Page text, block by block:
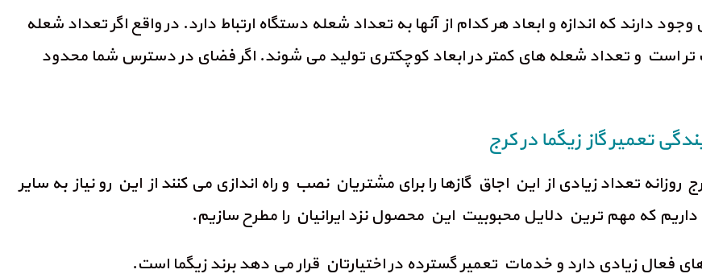
وجود دارند که اندازه و ابعاد هر کدام از آنها به تعداد شعله دستگاه ارتباط دارد. در واقع اگر تعداد شعله
اجاق گاز بزرگ تر است و تعداد شعله های کمتر در ابعاد کوچکتری تولید می شوند. اگر فضای در دسترس شما محدود
تعمیر گاز زیگما در کرج
تعداد زیادی از این اجاق گازها را برای مشتریان نصب و راه اندازی می کنند از این رو نیاز به سایر
که مهم ترین دلایل محبوبیت این محصول نزد ایرانیان را مطرح سازیم.